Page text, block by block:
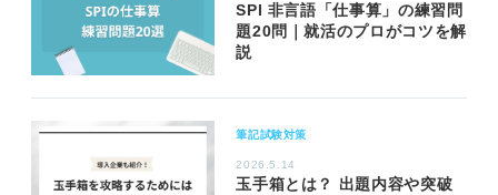
SPI 非言語「仕事算」の練習問
題20問｜就活のプロがコツを解
説
筆記試験対策
2026.5.14
玉手箱とは？ 出題内容や突破